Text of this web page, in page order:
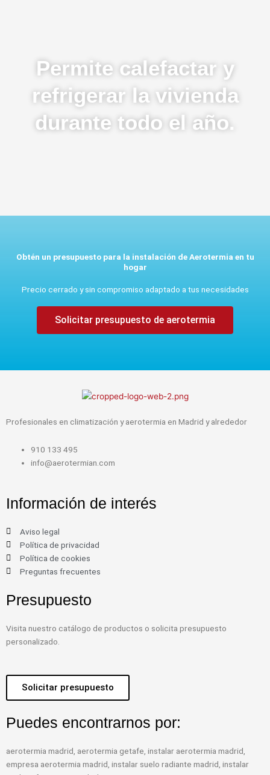
Permite calefactar y
refrigerar la vivienda
durante todo el año.
Obtén un presupuesto para la instalación de Aerotermia en tu
hogar
Precio cerrado y sin compromiso adaptado a tus necesidades
Solicitar presupuesto de aerotermia
Profesionales en climatización y aerotermia en Madrid y alrededor
910 133 495
info@aerotermian.com
Información de interés
Aviso legal
Política de privacidad
Política de cookies
Preguntas frecuentes
Presupuesto
Visita nuestro catálogo de productos o solicita presupuesto
personalizado.
Solicitar presupuesto
Puedes encontrarnos por:
aerotermia madrid, aerotermia getafe, instalar aerotermia madrid,
empresa aerotermia madrid, instalar suelo radiante madrid, instalar